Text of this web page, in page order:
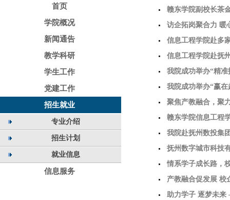
首页
学院概况
新闻通告
教学科研
学生工作
党建工作
招生就业
专业介绍
招生计划
就业信息
信息服务
赣东学院副校长茶
拓岗促就业”专项调
访企拓岗聚合力 暖
信息工程学院赴多
信息工程学院赴抚
我院成功举办“精
公益讲座
我院成功举办“赢在
指导公益讲座
聚焦产教融合，聚
赴南城开展访企拓
赣东学院信息工程
合作调研
我院赴抚州数投集
情系学子成长路，校企
责人走访慰问数字
产教融合促发展 校企
专业学生赴企业开
助力学子 逐梦未来 ——我院成功举办考研考公